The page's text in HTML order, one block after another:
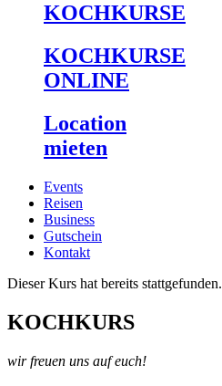
KOCHKURSE
KOCHKURSE
ONLINE
Location
mieten
Events
Reisen
Business
Gutschein
Kontakt
Dieser Kurs hat bereits stattgefunden.
KOCHKURS
wir freuen uns auf euch!